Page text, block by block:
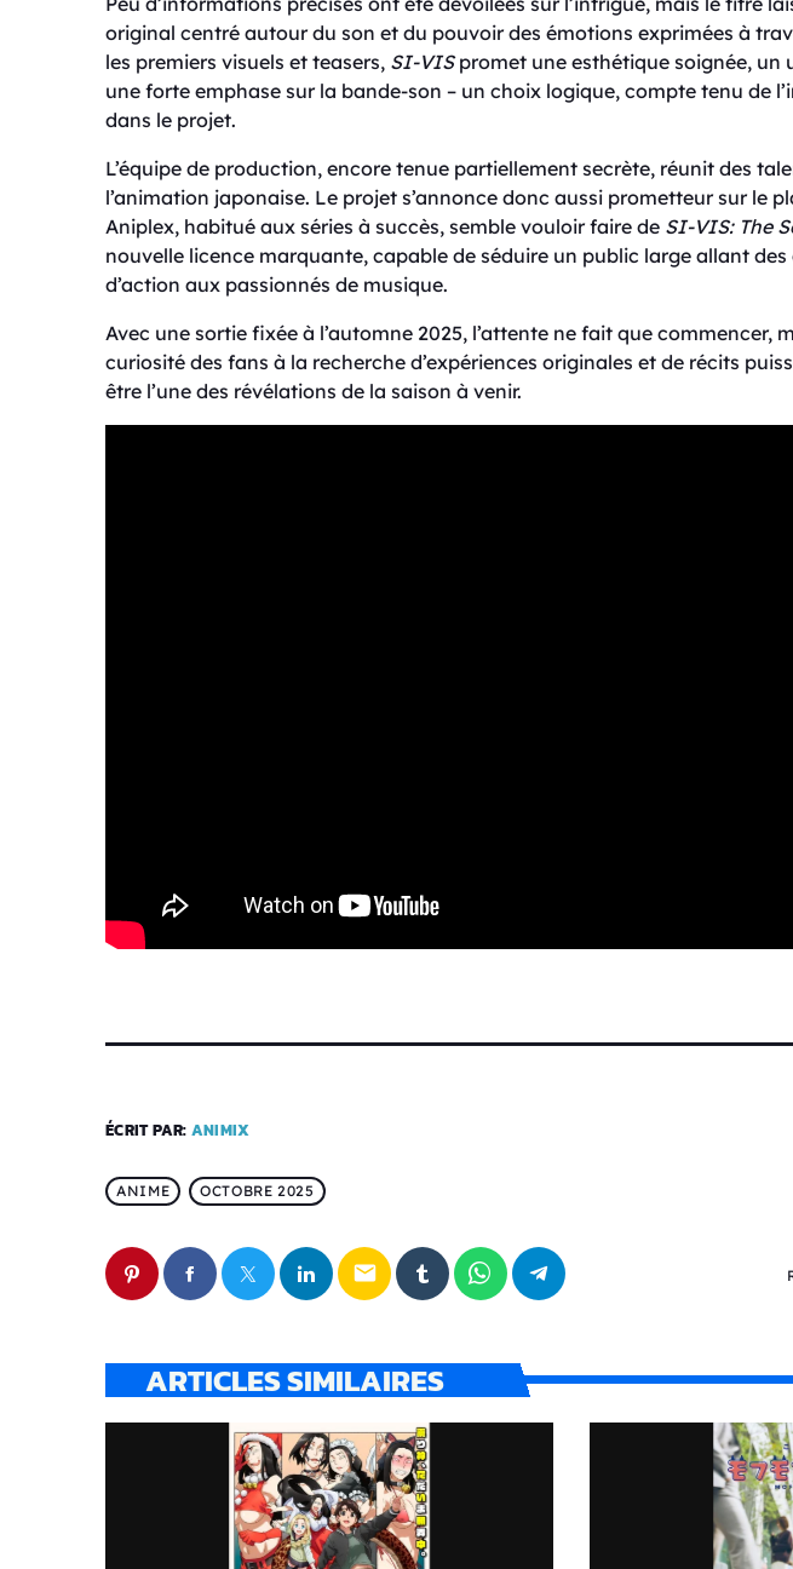
original centré autour du son et du pouvoir des émotions exprimées à
les premiers visuels et teasers, SI-VISpromet une esthétique soignée, un
une forte emphase sur la bande-son – un choix logique, compte tenu de
dans le projet.
L’équipe de production, encore tenue partiellement secrète, réunit des
l’animation japonaise. Le projet s’annonce donc aussi prometteur sur le
Aniplex, habitué aux séries à succès, semble vouloir faire de SI-VIS: The
nouvelle licence marquante, capable de séduire un public large allant
d’action aux passionnés de musique.
Avec une sortie fixée à l’automne 2025, l’attente ne fait que commencer,
curiosité des fans à la recherche d’expériences originales et de récits
être l’une des révélations de la saison à venir.
ÉCRIT PAR: ANIMIX
ANIME OCTOBRE 2025
email
ARTICLES SIMILAIRES